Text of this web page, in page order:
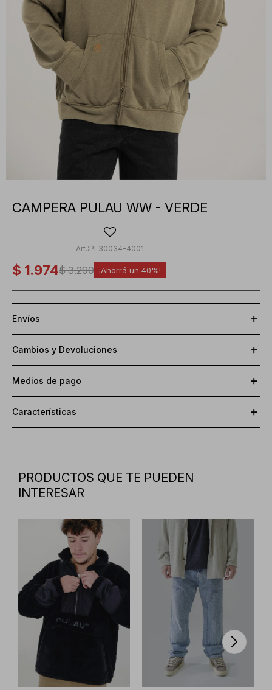
CAMPERA PULAU WW - VERDE
PL30034-4001
$ 1.974$ 3.290 40
Envíos
Cambios y Devoluciones
Medios de pago
Características
PRODUCTOS QUE TE PUEDEN
INTERESAR